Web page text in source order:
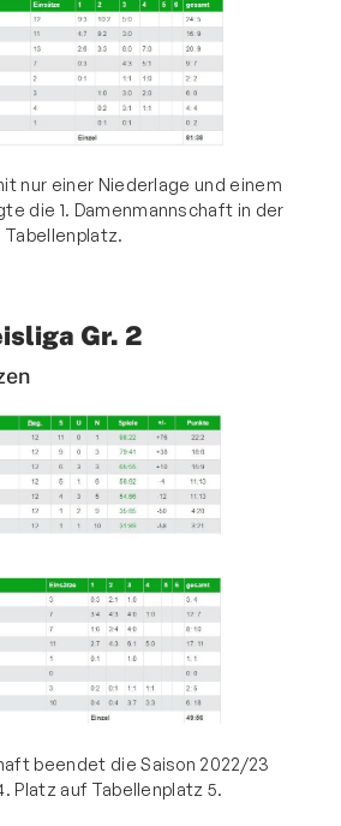
nur einer Niederlage und einem
die 1. Damenmannschaft in der
Tabellenplatz.
Gr. 2
beendet die Saison 2022/23
Platz auf Tabellenplatz 5.